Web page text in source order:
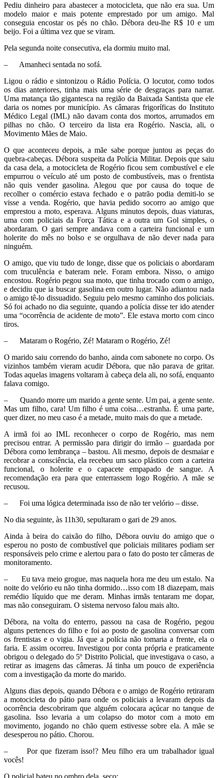
Pediu dinheiro para abastecer a motocicleta, que não era sua. Um
modelo maior e mais potente emprestado por um amigo. Mal
conseguia encostar os pés no chão. Débora deu-lhe R$ 10 e um
beijo. Foi a última vez que se viram.
Pela segunda noite consecutiva, ela dormiu muito mal.
– Amanheci sentada no sofá.
Ligou o rádio e sintonizou o Rádio Polícia. O locutor, como todos
os dias anteriores, tinha mais uma série de desgraças para narrar.
Uma matança tão gigantesca na região da Baixada Santista que ele
daria os nomes por município. As câmaras frigoríficas do Instituto
Médico Legal (IML) não davam conta dos mortos, arrumados em
pilhas no chão. O terceiro da lista era Rogério. Nascia, ali, o
Movimento Mães de Maio.
O que aconteceu depois, a mãe sabe porque juntou as peças do
quebra-cabeças. Débora suspeita da Polícia Militar. Depois que saiu
da casa dela, a motocicleta de Rogério ficou sem combustível e ele
empurrou o veículo até um posto de combustíveis, mas o frentista
não quis vender gasolina. Alegou que por causa do toque de
recolher o comércio estava fechado e o patrão podia demiti-lo se
visse a venda. Rogério, que havia pedido socorro ao amigo que
emprestou a moto, esperava. Alguns minutos depois, duas viaturas,
uma com policiais da Força Tática e a outra um Gol simples, o
abordaram. O gari sempre andava com a carteira funcional e um
holerite do mês no bolso e se orgulhava de não dever nada para
ninguém.
O amigo, que viu tudo de longe, disse que os policiais o abordaram
com truculência e bateram nele. Foram embora. Nisso, o amigo
encostou. Rogério pegou sua moto, que tinha trocado com o amigo,
e decidiu que ia buscar gasolina em outro lugar. Não adiantou nada
o amigo tê-lo dissuadido. Seguiu pelo mesmo caminho dos policiais.
Só foi achado no dia seguinte, quando a polícia disse ter ido atender
uma “ocorrência de acidente de moto”. Ele estava morto com cinco
tiros.
– Mataram o Rogério, Zé! Mataram o Rogério, Zé!
O marido saiu correndo do banho, ainda com sabonete no corpo. Os
vizinhos também vieram acudir Débora, que não parava de gritar.
Todas aquelas imagens voltaram à cabeça dela ali, no sofá, enquanto
falava comigo.
– Quando morre um marido a gente sente. Um pai, a gente sente.
Mas um filho, cara! Um filho é uma coisa…estranha. É uma parte,
quer dizer, no meu caso é a metade, muito mais do que a metade.
A irmã foi ao IML reconhecer o corpo de Rogério, mas nem
precisou entrar. A permissão para dirigir do irmão – guardada por
Débora como lembrança – bastou. Ali mesmo, depois de desmaiar e
recobrar a consciência, ela recebeu um saco plástico com a carteira
funcional, o holerite e o capacete empapado de sangue. A
recomendação era para que enterrassem logo Rogério. A mãe se
recusou.
– Foi uma lógica determinada isso de não ter velório – disse.
No dia seguinte, às 11h30, sepultaram o gari de 29 anos.
Ainda à beira do caixão do filho, Débora ouviu do amigo que o
esperou no posto de combustível que policiais militares podiam ser
responsáveis pelo crime e alertou para o fato do posto ter câmeras de
monitoramento.
– Eu tava meio grogue, mas naquela hora me deu um estalo. Na
noite do velório eu não tinha dormido…isso com 18 diazepam, mais
remédio líquido que me deram. Minhas irmãs tentaram me dopar,
mas não conseguiram. O sistema nervoso falou mais alto.
Débora, na volta do enterro, passou na casa de Rogério, pegou
alguns pertences do filho e foi ao posto de gasolina conversar com
os frentistas e o vigia. Já que a polícia não tomaria a frente, ela o
faria. E assim ocorreu. Investigou por conta própria e praticamente
obrigou o delegado do 5º Distrito Policial, que investigava o caso, a
retirar as imagens das câmeras. Já tinha um pouco de experiência
com a investigação da morte do marido.
Alguns dias depois, quando Débora e o amigo de Rogério retiraram
a motocicleta do pátio para onde os policiais a levaram depois da
ocorrência descobriram que alguém colocara açúcar no tanque de
gasolina. Isso levaria a um colapso do motor com a moto em
movimento, jogando no chão quem estivesse sobre ela. A mãe se
desesperou no pátio. Chorou.
– Por que fizeram isso!? Meu filho era um trabalhador igual
vocês!
O policial bateu no ombro dela, seco: